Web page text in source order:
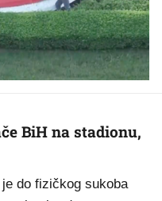
BiH na stadionu,
do fizičkog sukoba